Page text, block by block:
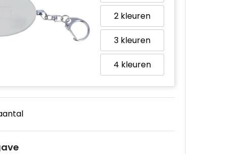
2
3
4